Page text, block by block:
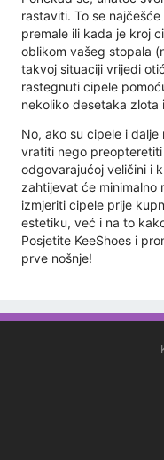
rastaviti. To se
premale ili kada je kroj
oblikom vašeg stopala
takvoj situaciji vrijedi
rastegnuti cipele
nekoliko desetaka zlota
No, ako su cipele i
vratiti nego
odgovarajućoj veličini i
zahtijevat će minimalno
izmjeriti cipele prije
estetiku, već i na to
Posjetite KeeShoes i
prve nošnje!